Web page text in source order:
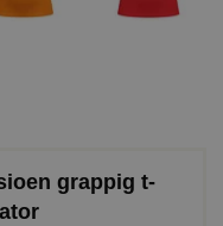
grappig t-